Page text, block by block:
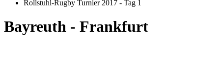
Rollstuhl-Rugby Turnier 2017 - Tag 1
Bayreuth - Frankfurt